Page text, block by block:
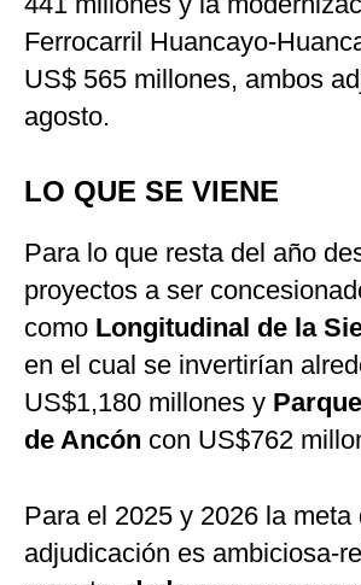
Ferrocarril Huancayo-
US$ 565 millones, ambos
agosto.
LO QUE SE VIENE
Para lo que resta del año
proyectos a ser
como Longitudinal de la
en el cual se invertirían
US$1,180 millones y
de Ancón con US$762
Para el 2025 y 2026 la meta
adjudicación es ambiciosa-